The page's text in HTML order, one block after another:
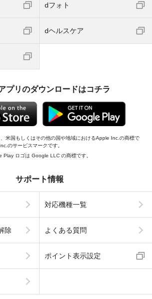
dフォト
dヘルスケア
プリのダウンロードはコチラ
米国もしくはその他の国や地域におけるApple Inc.の商標で
のサービスマークです。
ロゴは Google LLC の商標です。
サポート情報
対応機種一覧
除 よくある質問
ポイント表示設定